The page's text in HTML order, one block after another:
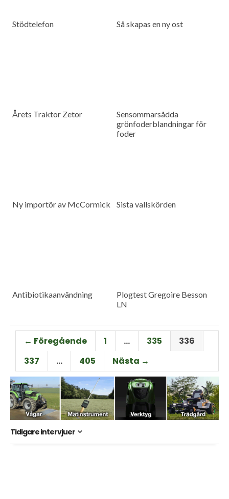
Stödtelefon Så skapas en ny ost
Årets Traktor Zetor
Sensommarsådda
grönfoderblandningar för
foder
Ny importör av McCormick Sista vallskörden
Antibiotikaanvändning
Plogtest Gregoire Besson
LN
← Föregående 1 … 335
336
337
… 405 Nästa →
Tidigare intervjuer